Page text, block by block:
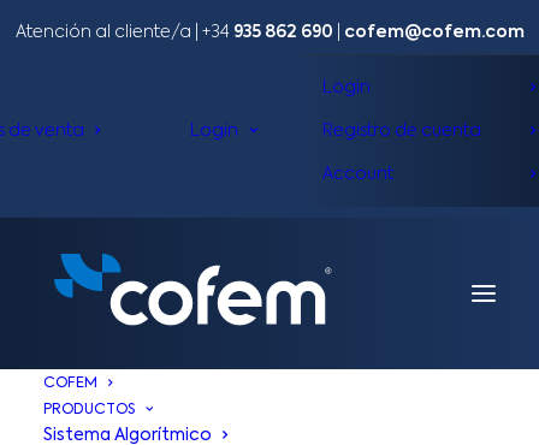
Atención al cliente/a​ | +34 935 862 690 cofem@cofem.com
de venta Login
Login
Registro de cuenta
Account
COFEM
PRODUCTOS
Sistema Algorítmico